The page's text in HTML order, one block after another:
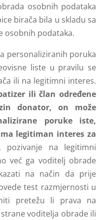
osobnih podataka
birača bila u skladu sa
osobnih podataka.
personaliziranih poruka
liste u pravilu se
ili na legitimni interes.
ili član određene
donator, on može
poruke iste,
legitiman interes za
pozivanje na legitimni
već ga voditelj obrade
na način da prije
test razmjernosti u
pretežu li prava na
voditelja obrade ili